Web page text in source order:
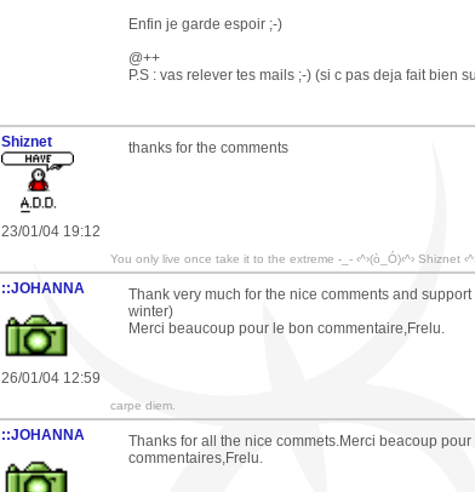
Enfin je garde espoir ;-)
@++
P.S : vas relever tes mails ;-) (si c pas deja fait bien
Shiznet
23/01/04 19:12
thanks for the comments
You only live once take it to the extreme -_- ‹^›(ò_Ó)‹^› Shiznet
::JOHANNA
26/01/04 12:59
Thank very much for the nice comments and
winter)
Merci beaucoup pour le bon commentaire,Frelu.
carpe diem.
::JOHANNA
Thanks for all the nice commets.Merci beacoup
commentaires,Frelu.